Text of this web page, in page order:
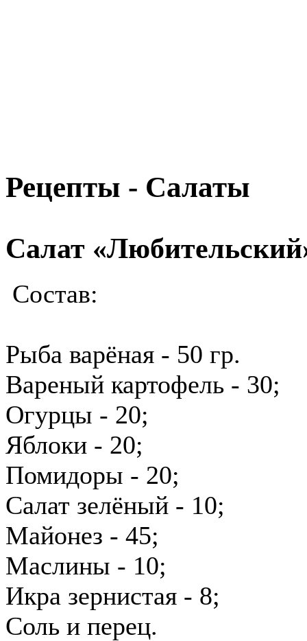
Рецепты - Салаты
Салат
Состав:
Рыба варёная - 50 гр.
Вареный картофель - 30;
Огурцы - 20;
Яблоки - 20;
Помидоры - 20;
Салат зелёный - 10;
Майонез - 45;
Маслины - 10;
Икра зернистая - 8;
Соль и перец.